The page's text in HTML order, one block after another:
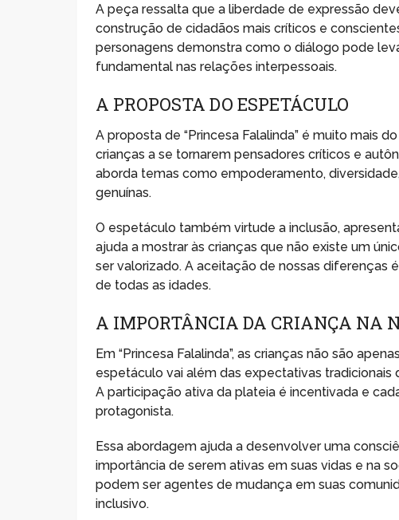
A peça ressalta que a liberdade de expressão
construção de cidadãos mais críticos e
personagens demonstra como o diálogo pode
fundamental nas relações interpessoais.
A PROPOSTA DO ESPETÁCULO
A proposta de “Princesa Falalinda” é muito mais
crianças a se tornarem pensadores críticos e
aborda temas como empoderamento,
genuínas.
O espetáculo também virtude a inclusão,
ajuda a mostrar às crianças que não existe um
ser valorizado. A aceitação de nossas diferenças
de todas as idades.
A IMPORTÂNCIA DA CRIANÇA NA
Em “Princesa Falalinda”, as crianças não são
espetáculo vai além das expectativas tradicionais
A participação ativa da plateia é incentivada e
protagonista.
Essa abordagem ajuda a desenvolver uma
importância de serem ativas em suas vidas e na
podem ser agentes de mudança em suas
inclusivo.